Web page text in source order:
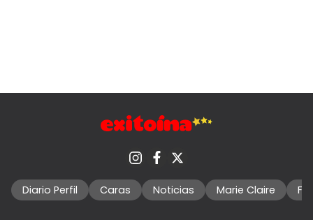
Diario Perfil Caras Noticias Marie Claire